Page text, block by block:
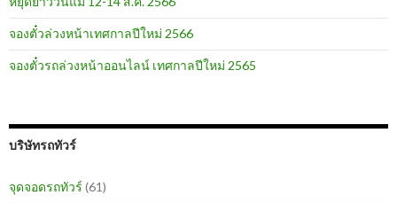
จองตั๋วล่วงหน้าเทศกาลปีใหม่ 2566
จองตั๋วรถล่วงหน้าออนไลน์ เทศกาลปีใหม่ 2565
บริษัทรถทัวร์
จุดจอดรถทัวร์ (61)